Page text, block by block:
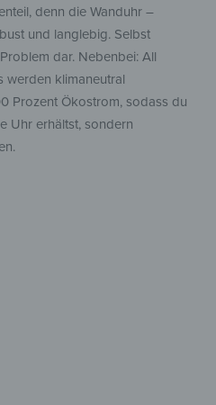
denn die Wanduhr –
und langlebig. Selbst
dar. Nebenbei: All
werden klimaneutral
Prozent Ökostrom, sodass du
Uhr erhältst, sondern